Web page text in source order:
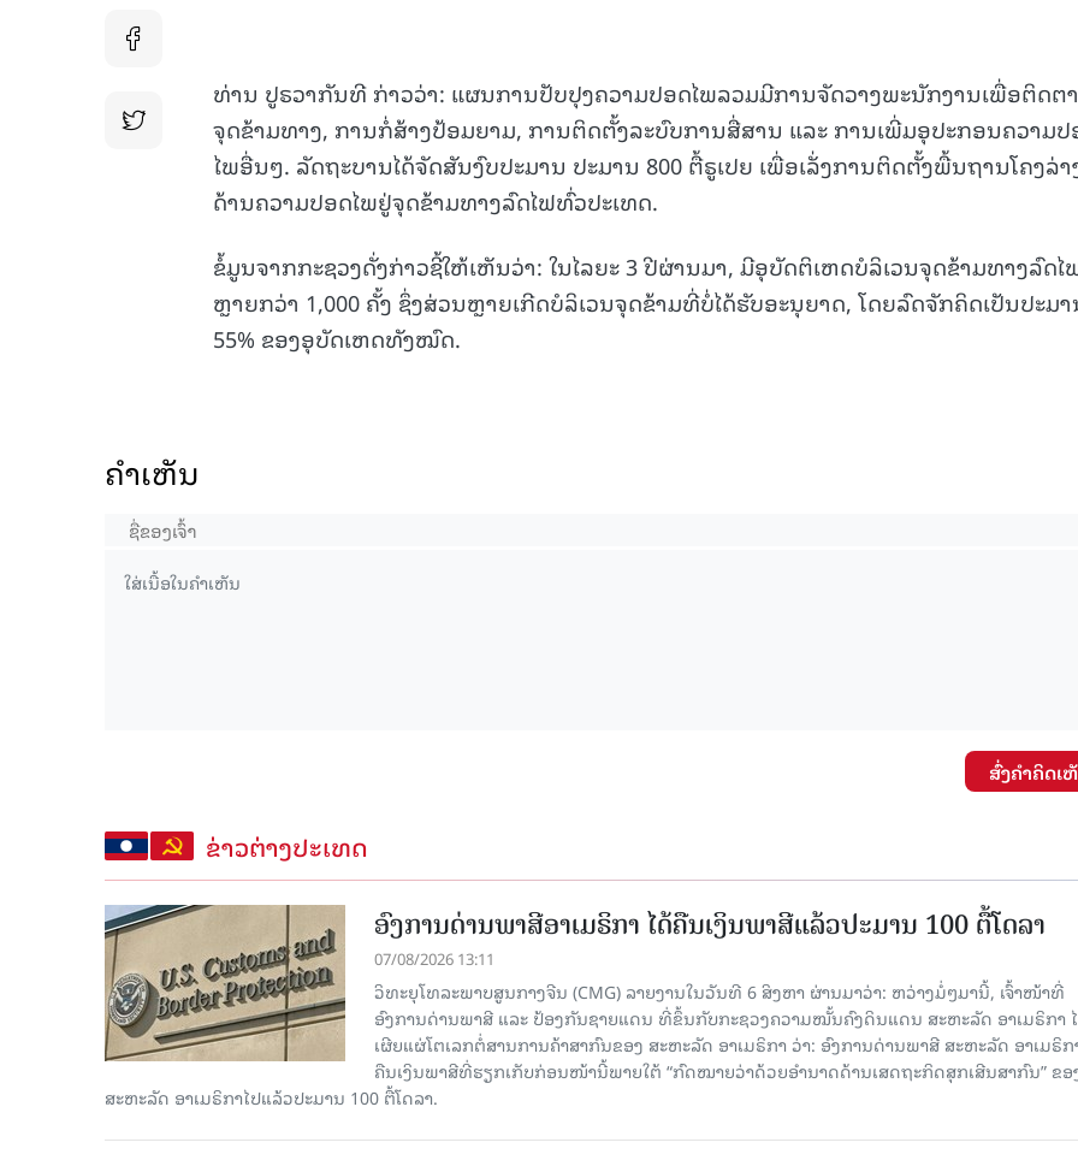
ທ່ານ ປູຣວາກັນທີ ກ່າວວ່າ: ແຜນການປັບປຸງຄວາມປອດໄພລວມມີການຈັດວາງພະນັກງານເພື່ອຕິດຕ
ຈຸດຂ້າມທາງ, ການກໍ່ສ້າງປ້ອມຍາມ, ການຕິດຕັ້ງລະບົບການສື່ສານ ແລະ ການເພີ່ມອຸປະກອນຄວາມປ
ໄພອື່ນໆ. ລັດຖະບານໄດ້ຈັດສັນງົບປະມານ ປະມານ 800 ຕື້ຣູເປຍ ເພື່ອເລັ່ງການຕິດຕັ້ງພື້ນຖານໂຄງລ່າ
ດ້ານຄວາມປອດໄພຢູ່ຈຸດຂ້າມທາງລົດໄຟທົ່ວປະເທດ.
ຂໍ້ມູນຈາກກະຊວງດັ່ງກ່າວຊີ້ໃຫ້ເຫັນວ່າ: ໃນໄລຍະ 3 ປີຜ່ານມາ, ມີອຸບັດຕິເຫດບໍລິເວນຈຸດຂ້າມທາງລົດໄ
ຫຼາຍກວ່າ 1,000 ຄັ້ງ ຊຶ່ງສ່ວນຫຼາຍເກີດບໍລິເວນຈຸດຂ້າມທີ່ບໍ່ໄດ້ຮັບອະນຸຍາດ, ໂດຍລົດຈັກຄິດເປັນປະມາ
55% ຂອງອຸບັດເຫດທັງໝົດ.
ຄໍາເຫັນ
ສົ່ງຄໍາຄິດເ
ຂ່າວຕ່າງປະເທດ
ອົງການດ່ານພາສີອາເມຣິກາ ໄດ້ຄືນເງິນພາສີແລ້ວປະມານ 100 ຕື້ໂດລາ
07/08/2026 13:11
ວິທະຍຸໂທລະພາບສູນກາງຈີນ (CMG) ລາຍງານໃນວັນທີ 6 ສິງຫາ ຜ່ານມາວ່າ: ຫວ່າງມໍ່ໆມານີ້, ເຈົ້າໜ້າທີ່
ອົງການດ່ານພາສີ ແລະ ປ້ອງກັນຊາຍແດນ ທີ່ຂຶ້ນກັບກະຊວງຄວາມໝັ້ນຄົງດິນແດນ ສະຫະລັດ ອາເມຣິກາ
ເຜີຍແຜ່ໂຕເລກຕໍ່ສານການຄ້າສາກົນຂອງ ສະຫະລັດ ອາເມຣິກາ ວ່າ: ອົງການດ່ານພາສີ ສະຫະລັດ ອາເມຣິກ
ຄືນເງິນພາສີທີ່ຮຽກເກັບກ່ອນໜ້ານີ້ພາຍໃຕ້ “ກົດໝາຍວ່າດ້ວຍອຳນາດດ້ານເສດຖະກິດສຸກເສີນສາກົນ” ຂອ
ສະຫະລັດ ອາເມຣິກາໄປແລ້ວປະມານ 100 ຕື້ໂດລາ.
15.040(07-08-